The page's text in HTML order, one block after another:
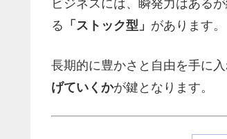
ビジネスには、瞬発力はある
る 「ストック型」 があります。
長期的に豊かさと自由を手に
げていくかが鍵となります。